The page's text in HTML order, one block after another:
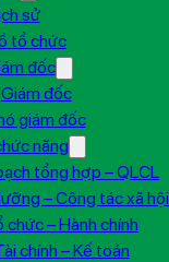
sử
tổ chức
đốc
Giám đốc
giám đốc
năng
tổng hợp – QLCL
– Công tác xã hội
chức – Hành chính
chính – Kế toán